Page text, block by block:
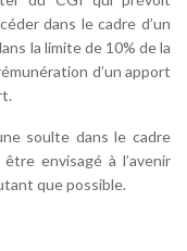
dans le cadre d’un
la limite de 10% de la
d’un apport
soulte dans le cadre
envisagé à l’avenir
que possible.